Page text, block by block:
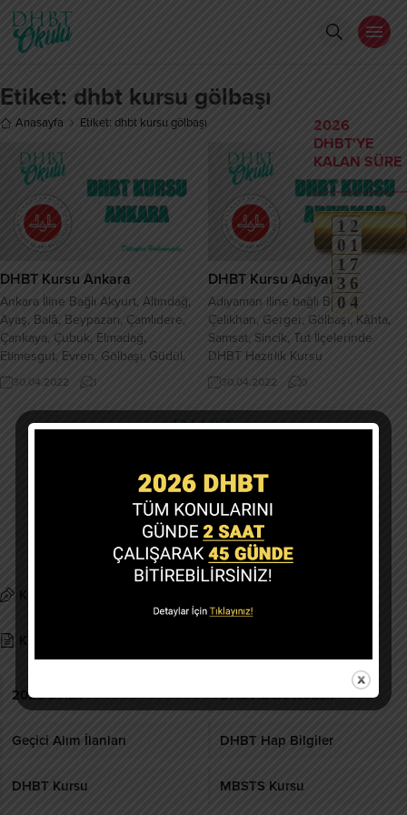
Etiket: dhbt kursu gölbaşı
Anasayfa Etiket: dhbt kursu gölbaşı
DHBT Kursu Ankara
Ankara İline Bağlı Akyurt, Altındağ,
Ayaş, Balâ, Beypazarı, Çamlıdere,
Çankaya, Çubuk, Elmadağ,
Etimesgut, Evren, Gölbaşı, Güdül,
Haymana, Kahramankazan, Kalecik,
Keçiören, Kızılcahamam, Mamak,
Nallıhan, Polatlı, Pursaklar, Sincan,
Şereflikoçhisar, Yenimahalle
30.04.2022 1
DHBT Kursu Adıyaman
Adıyaman iline bağlı Besni,
Çelikhan, Gerger, Gölbaşı, Kâhta,
Samsat, Sincik, Tut İlçelerinde
DHBT Hazırlık Kursu
30.04.2022 0
2026
DHBT'YE
KALAN SÜRE
weeks
1 2
Gün
0 1
Saat
1 7
Dakika
3 6
Saniye
0 4
Copyright @ 2019-2026 dhbtokulu.com
Tüm Hakları Saklıdır.
Kurumsal
KVK Metni
2026 DHBT DHBT Ders Notları
Geçici Alım İlanları DHBT Hap Bilgiler
DHBT Kursu MBSTS Kursu